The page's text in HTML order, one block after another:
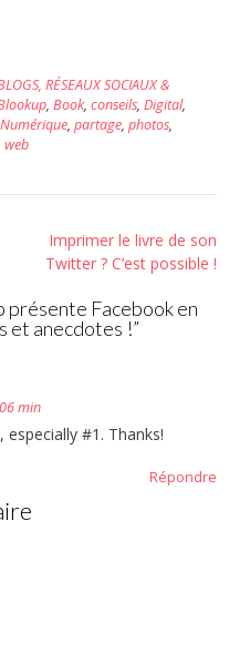
RÉSEAUX SOCIAUX &
, Book, conseils, Digital,
Numérique, partage, photos,
web
Imprimer le livre de son
Twitter ? C’est possible !
présente Facebook en
et anecdotes !”
min
#1. Thanks!
Répondre